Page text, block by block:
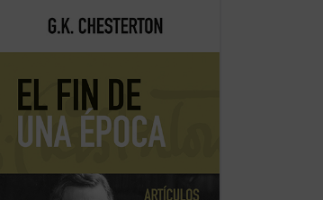
Este volumen, realizado en colaboración
San Pablo CEU, es el primero de una
lectores, en estos tiempos de
desconcierto y asfixia, el vigor y la
cordura ...
(ver ficha)